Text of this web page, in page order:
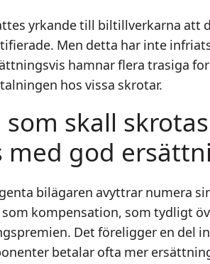
yrkande till biltillverkarna att
Men detta har inte
hamnar flera trasiga
hos vissa skrotar.
som skall
med god
bilägaren avyttrar numera
kompensation, som tydligt
Det föreligger en del
betalar ofta mer